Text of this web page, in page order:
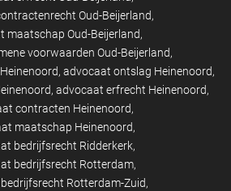
Oud-Beijerland
maatschap Oud-Beijerland
voorwaarden Oud-Beijerland
advocaat ontslag Heinenoord
advocaat erfrecht Heinenoord
contracten Heinenoord
maatschap Heinenoord
bedrijfsrecht Ridderkerk
bedrijfsrecht Rotterdam
Rotterdam-Zuid